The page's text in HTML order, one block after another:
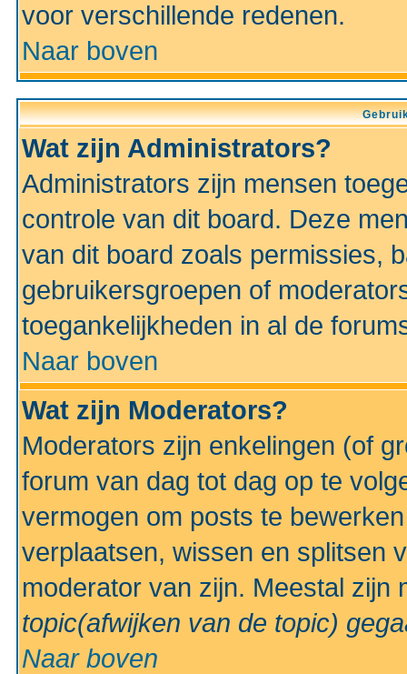
voor verschillende redenen.
Naar boven
Wat zijn Administrators?
Administrators zijn mensen
controle van dit board. Deze
van dit board zoals permissies,
gebruikersgroepen of
toegankelijkheden in al de
Naar boven
Wat zijn Moderators?
Moderators zijn enkelingen (of
forum van dag tot dag op te
vermogen om posts te
verplaatsen, wissen en splitsen
moderator van zijn. Meestal
topic(afwijken van de topic)
Naar boven